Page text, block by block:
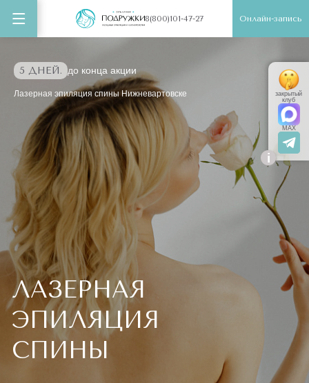
8(800)101-47-27 Онлайн-запись
5 ДНЕЙ. до конца акции
Лазерная эпиляция спины Нижневартовске
ЛАЗЕРНАЯ
ЭПИЛЯЦИЯ
СПИНЫ
i
закрытый
клуб
MAX